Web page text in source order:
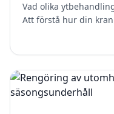
Vad olika
Att förstå hur din